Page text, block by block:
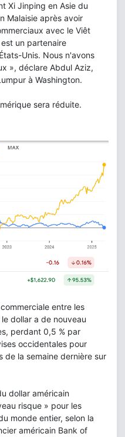
Xi Jinping en Asie du
Malaisie après avoir
avec le Viêt
un partenaire
Unis. Nous n'avons
», déclare Abdul Aziz,
à Washington.
sera réduite.
entre les
dollar a de nouveau
perdant 0,5 % par
occidentales pour
de la semaine dernière sur
dollar américain
risque » pour les
monde entier, selon la
américain Bank of